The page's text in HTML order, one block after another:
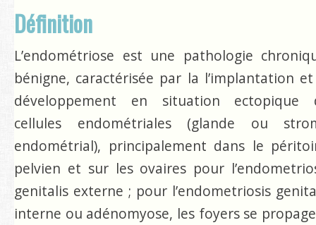
Définition
L’endométriose est une pathologie
bénigne, caractérisée par la l’implantation
développement en situation ectopique
cellules endométriales (glande ou
endométrial), principalement dans le
pelvien et sur les ovaires pour
genitalis externe ; pour l’endometriosis
interne ou adénomyose, les foyers se